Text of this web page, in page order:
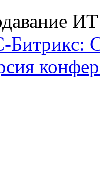
Битрикс: